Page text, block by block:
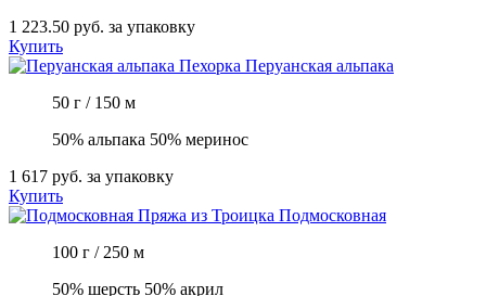
1 223.50 руб. за упаковку
Купить
Пехорка Перуанская альпака
50 г / 150 м
50% альпака 50% меринос
1 617 руб. за упаковку
Купить
Пряжа из Троицка Подмосковная
100 г / 250 м
50% шерсть 50% акрил